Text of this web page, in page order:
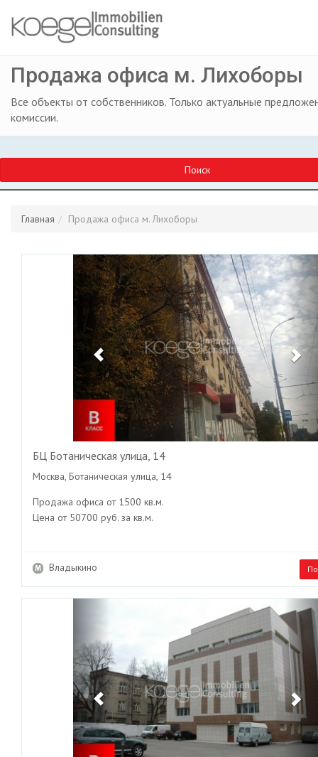
Продажа офиса м. Лихоборы
Все объекты от собственников. Только актуальные
комиссии.
Поиск
Главная Продажа офиса м. Лихоборы
Previous
БЦ Ботаническая улица, 14
Москва, Ботаническая улица, 14
Продажа офиса от 1500 кв.м.
Цена от 50700 руб. за кв.м.
Владыкино